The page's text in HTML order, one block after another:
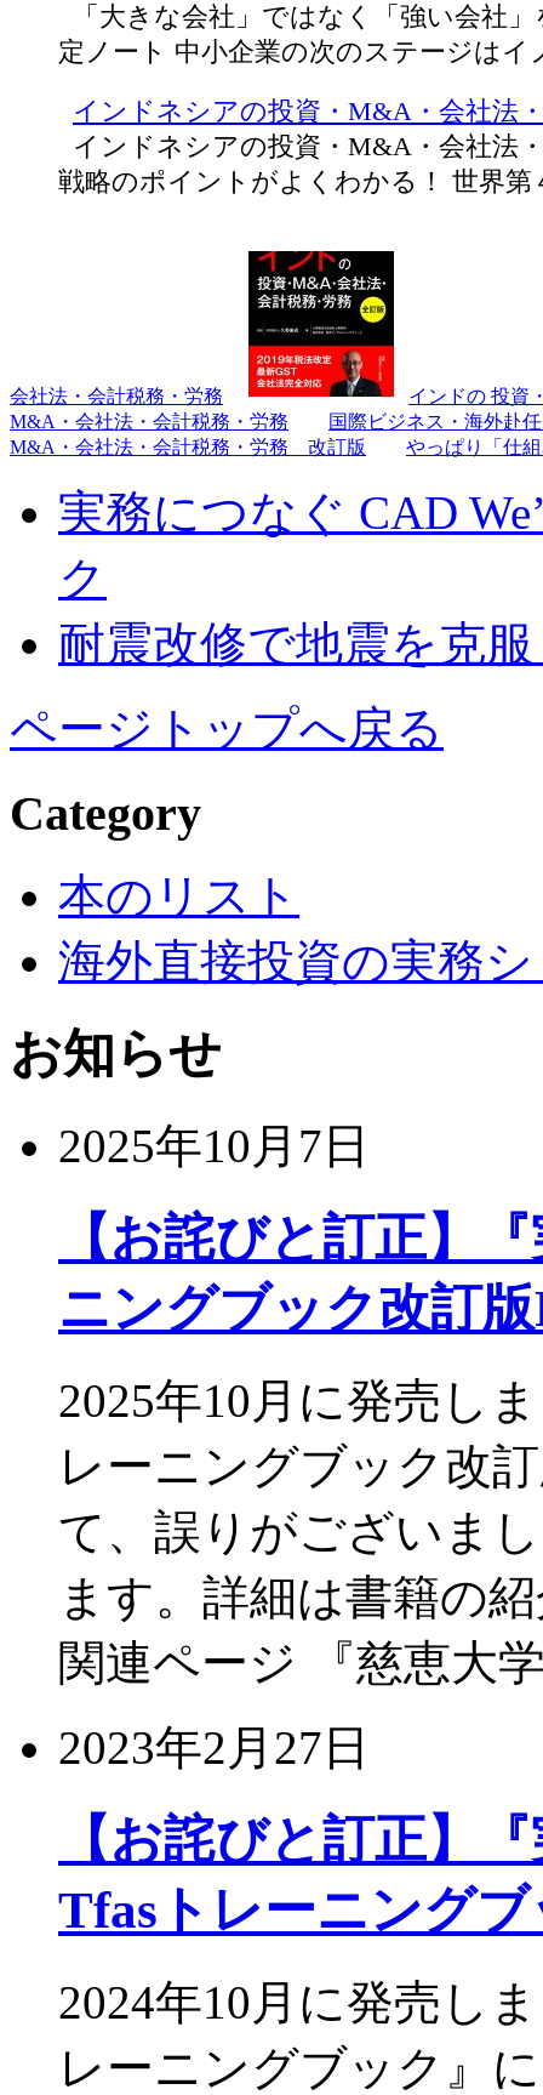
「大きな会社」ではなく「強い会社
定ノート 中小企業の次のステージは
インドネシアの投資・M&A・会社法
インドネシアの投資・M&A・会社法
戦略のポイントがよくわかる！ 世界
会社法・会計税務・労務
インドの 投資
M&A・会社法・会計税務・労務
国際ビジネス・海外赴
M&A・会社法・会計税務・労務 改訂版
やっぱり「仕
実務につなぐ CAD
ク
耐震改修で地震を克
ページトップへ戻る
Category
本のリスト
海外直接投資の実務
お知らせ
2025年10月7日
【お詫びと訂正】
ニングブック改訂
2025年10月に発売し
レーニングブック改
て、誤りがございま
ます。詳細は書籍の
関連ページ 『慈恵大
2023年2月27日
【お詫びと訂正】
Tfasトレーニング
2024年10月に発売し
レーニングブック』